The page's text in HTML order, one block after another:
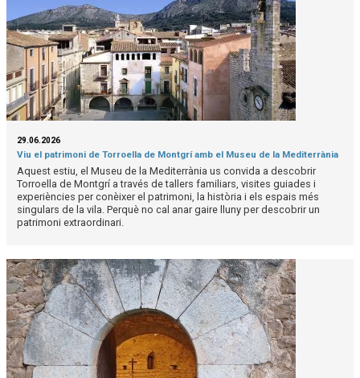
29.06.2026
Viu el patrimoni de Torroella de Montgrí amb el Museu de la Mediterrània
Aquest estiu, el Museu de la Mediterrània us convida a descobrir
Torroella de Montgrí a través de tallers familiars, visites guiades i
experiències per conèixer el patrimoni, la història i els espais més
singulars de la vila. Perquè no cal anar gaire lluny per descobrir un
patrimoni extraordinari.